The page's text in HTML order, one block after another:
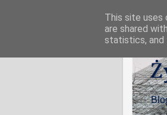
This site uses
are shared
statistics, and